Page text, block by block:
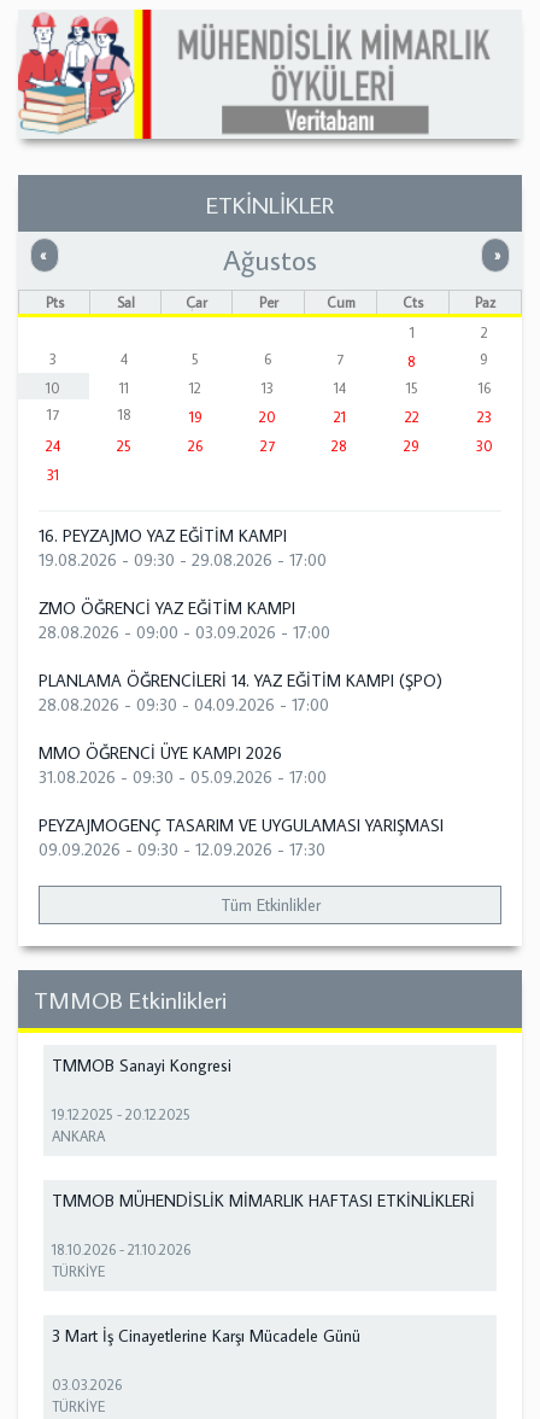
ETKİNLİKLER
« Önceki »
Ağustos
Pts Sal Çar Per Cum Cts
Paz
1
2
3
4 5 6 7 8
9
10
11 12 13 14 15
16
17
18 19 20 21 22
23
24
25 26 27 28 29
30
31
16. PEYZAJMO YAZ EĞİTİM KAMPI
19.08.2026 - 09:30 - 29.08.2026 - 17:00
ZMO ÖĞRENCİ YAZ EĞİTİM KAMPI
28.08.2026 - 09:00 - 03.09.2026 - 17:00
PLANLAMA ÖĞRENCİLERİ 14. YAZ EĞİTİM KAMPI (ŞPO)
28.08.2026 - 09:30 - 04.09.2026 - 17:00
MMO ÖĞRENCİ ÜYE KAMPI 2026
31.08.2026 - 09:30 - 05.09.2026 - 17:00
PEYZAJMOGENÇ TASARIM VE UYGULAMASI YARIŞMASI
09.09.2026 - 09:30 - 12.09.2026 - 17:30
Tüm Etkinlikler
TMMOB Etkinlikleri
TMMOB Sanayi Kongresi
19.12.2025 -20.12.2025
ANKARA
TMMOB MÜHENDİSLİK MİMARLIK HAFTASI ETKİNLİKLERİ
18.10.2026 -21.10.2026
TÜRKİYE
3 Mart İş Cinayetlerine Karşı Mücadele Günü
03.03.2026
TÜRKİYE